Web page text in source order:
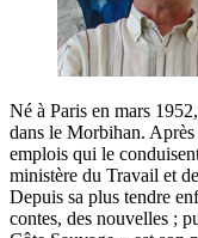
Né à Paris en mars
dans le Morbihan.
emplois qui le
ministère du Travail et
Depuis sa plus tendre
contes, des nouvelles ;